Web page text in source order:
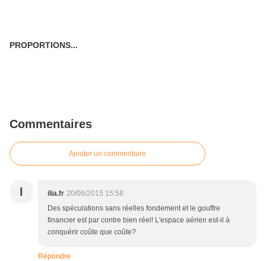
PROPORTIONS...
Commentaires
Ajouter un commentaire
I ilia.fr 20/06/2015 15:58
Des spéculations sans réelles fondement et le gouffre
financier est par contre bien réel! L'espace aérien est-il à
conquérir coûte que coûte?
Répondre